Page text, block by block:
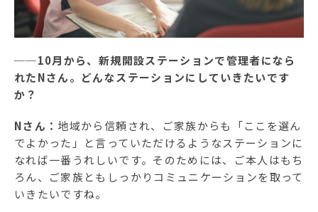
──10月から、新規開設ステーションで管理者になら
れたNさん。どんなステーションにしていきたいです
か？
Nさん： 地域から信頼され、ご家族からも「ここを選ん
でよかった」と言っていただけるようなステーションに
なれば一番うれしいです。そのためには、ご本人はもち
ろん、ご家族ともしっかりコミュニケーションを取って
いきたいですね。